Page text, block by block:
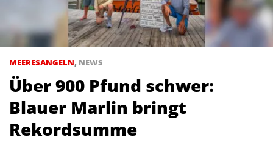
MEERESANGELN, NEWS
Über 900 Pfund schwer:
Blauer Marlin bringt
Rekordsumme